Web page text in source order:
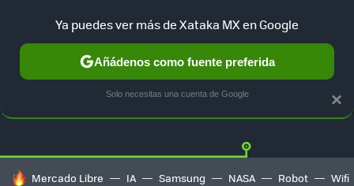
GUÍA DE COMPRAS MERCADO LIBRE
HOY SE HABLA DE
Mercado Libre IA Samsung NASA Robot Wifi
×
Ya puedes ver más de Xataka MX en Google
Añádenos como fuente preferida
Solo necesitas una cuenta de Google